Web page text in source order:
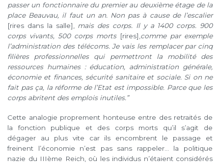
passer un fonctionnaire dupremier au deuxième étage de la
place Beauvau, il faut un an. Non pas à cause de l’escalier
[rires dans la salle], mais des corps. Il y a 1400 corps. 900
corps vivants, 500 corpsmorts[rires], comme par exemple
l’administration des télécoms. Je vais les remplacer par cinq
filières professionnelles qui permettront la mobilité des
ressources humaines : éducation, administration générale,
économie et finances, sécurité sanitaire et sociale. Si on ne
fait pas ça, la réforme de l’Etat est impossible. Parce que les
corps abritent des emplois inutiles.”
Cette analogie proprement honteuse entre des retraités de
la fonction publique et des corps morts qu’il s’agit de
dégager au plus vite car ils encombrent le passage et
freinent l’économie n’est pas sans rappeler… la politique
nazie du IIIème Reich, où les individus n’étaient considérés